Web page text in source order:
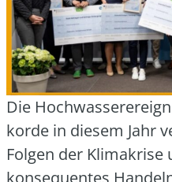
Die
kor­de in die­sem Jahr
Fol­gen der
kon­se­quen­tes